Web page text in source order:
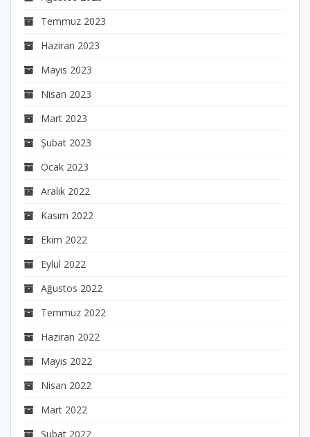
Temmuz 2023
Haziran 2023
Mayıs 2023
Nisan 2023
Mart 2023
Şubat 2023
Ocak 2023
Aralık 2022
Kasım 2022
Ekim 2022
Eylül 2022
Ağustos 2022
Temmuz 2022
Haziran 2022
Mayıs 2022
Nisan 2022
Mart 2022
Şubat 2022